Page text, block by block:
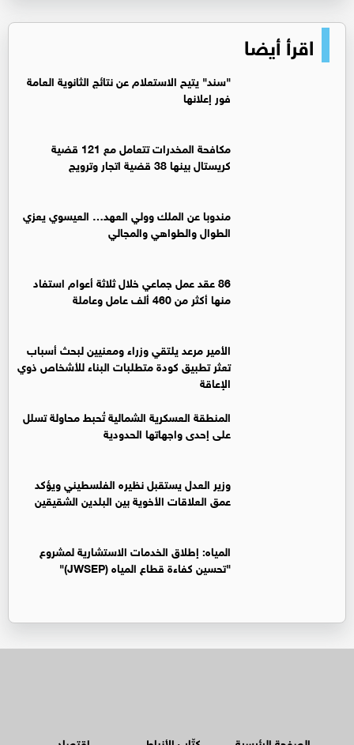
اقرأ أيضا
"سند" يتيح الاستعلام عن نتائج الثانوية العامة
فور إعلانها
مكافحة المخدرات تتعامل مع 121 قضية
كريستال بينها 38 قضية اتجار وترويج
مندوبا عن الملك وولي العهد… العيسوي يعزي
الطوال والطواهي والمجالي
86 عقد عمل جماعي خلال ثلاثة أعوام استفاد
منها أكثر من 460 ألف عامل وعاملة
الأمير مرعد يلتقي وزراء ومعنيين لبحث أسباب
تعثر تطبيق كودة متطلبات البناء للأشخاص ذوي
الإعاقة
المنطقة العسكرية الشمالية تُحبط محاولة تسلل
على إحدى واجهاتها الحدودية
وزير العدل يستقبل نظيره الفلسطيني ويؤكد
عمق العلاقات الأخوية بين البلدين الشقيقين
المياه: إطلاق الخدمات الاستشارية لمشروع
"تحسين كفاءة قطاع المياه (JWSEP)"